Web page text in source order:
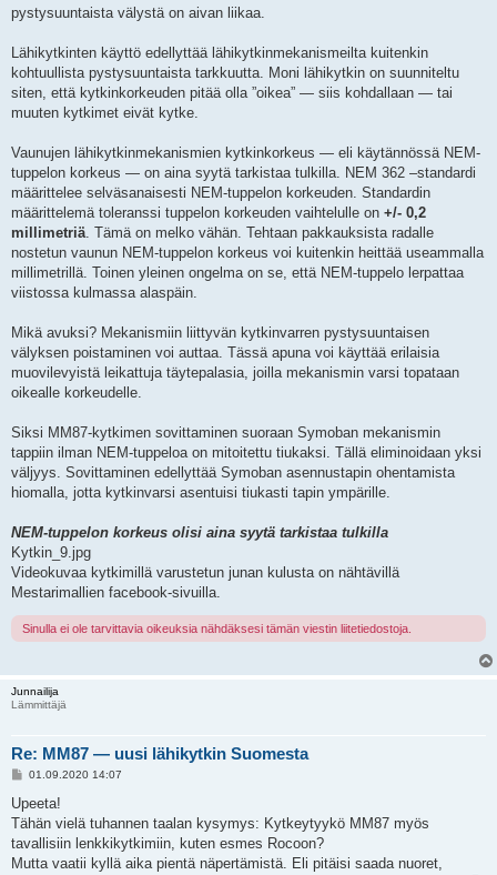
pystysuuntaista välystä on aivan liikaa.
Lähikytkinten käyttö edellyttää lähikytkinmekanismeilta kuitenkin
kohtuullista pystysuuntaista tarkkuutta. Moni lähikytkin on suunniteltu
siten, että kytkinkorkeuden pitää olla ”oikea” — siis kohdallaan — tai
muuten kytkimet eivät kytke.
Vaunujen lähikytkinmekanismien kytkinkorkeus — eli käytännössä NEM-
tuppelon korkeus — on aina syytä tarkistaa tulkilla. NEM 362 –standardi
määrittelee selväsanaisesti NEM-tuppelon korkeuden. Standardin
määrittelemä toleranssi tuppelon korkeuden vaihtelulle on +/- 0,2
millimetriä . Tämä on melko vähän. Tehtaan pakkauksista radalle
nostetun vaunun NEM-tuppelon korkeus voi kuitenkin heittää useammalla
millimetrillä. Toinen yleinen ongelma on se, että NEM-tuppelo lerpattaa
viistossa kulmassa alaspäin.
Mikä avuksi? Mekanismiin liittyvän kytkinvarren pystysuuntaisen
välyksen poistaminen voi auttaa. Tässä apuna voi käyttää erilaisia
muovilevyistä leikattuja täytepalasia, joilla mekanismin varsi topataan
oikealle korkeudelle.
Siksi MM87-kytkimen sovittaminen suoraan Symoban mekanismin
tappiin ilman NEM-tuppeloa on mitoitettu tiukaksi. Tällä eliminoidaan yksi
väljyys. Sovittaminen edellyttää Symoban asennustapin ohentamista
hiomalla, jotta kytkinvarsi asentuisi tiukasti tapin ympärille.
NEM-tuppelon korkeus olisi aina syytä tarkistaa tulkilla
Kytkin_9.jpg
Videokuvaa kytkimillä varustetun junan kulusta on nähtävillä
Mestarimallien facebook-sivuilla.
Sinulla ei ole tarvittavia oikeuksia nähdäksesi tämän viestin liitetiedostoja.
Junnailija
Lämmittäjä
Re: MM87 — uusi lähikytkin Suomesta
V
e
t
i
01.09.2020 14:07
Upeeta!
Tähän vielä tuhannen taalan kysymys: Kytkeytyykö MM87 myös
tavallisiin lenkkikytkimiin, kuten esmes Rocoon?
Mutta vaatii kyllä aika pientä näpertämistä. Eli pitäisi saada nuoret,